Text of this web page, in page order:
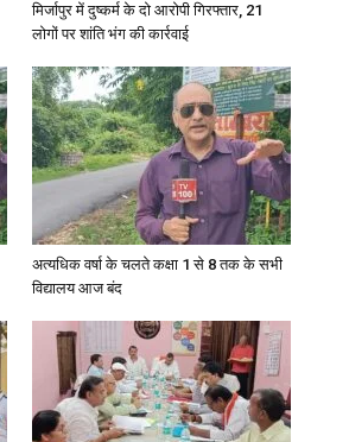
Hindi,
Today
Hindi
मिर्जापुर में दुष्कर्म के दो आरोपी गिरफ्तार, 21
लोगों पर शांति भंग की कार्रवाई
अत्यधिक वर्षा के चलते कक्षा 1 से 8 तक के सभी
विद्यालय आज बंद